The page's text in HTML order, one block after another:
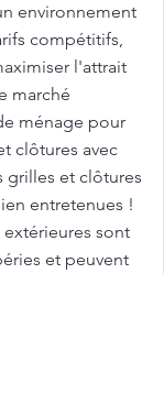
environnement
compétitifs,
l'attrait
marché
ménage pour
clôtures avec
grilles et clôtures
entretenues !
sont
et peuvent